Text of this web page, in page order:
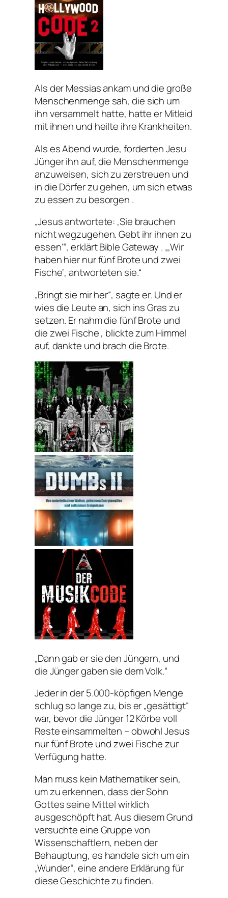
Als der Messias ankam und die große
Menschenmenge sah, die sich um
ihn versammelt hatte, hatte er Mitleid
mit ihnen und heilte ihre Krankheiten.
Als es Abend wurde, forderten Jesu
Jünger ihn auf, die Menschenmenge
anzuweisen, sich zu zerstreuen und
in die Dörfer zu gehen, um sich etwas
zu essen zu besorgen .
„Jesus antwortete: ‚Sie brauchen
nicht wegzugehen. Gebt ihr ihnen zu
essen‘“, erklärt Bible Gateway . „‚Wir
haben hier nur fünf Brote und zwei
Fische‘, antworteten sie.“
„Bringt sie mir her“, sagte er. Und er
wies die Leute an, sich ins Gras zu
setzen. Er nahm die fünf Brote und
die zwei Fische , blickte zum Himmel
auf, dankte und brach die Brote.
„Dann gab er sie den Jüngern, und
die Jünger gaben sie dem Volk.“
Jeder in der 5.000-köpfigen Menge
schlug so lange zu, bis er „gesättigt“
war, bevor die Jünger 12 Körbe voll
Reste einsammelten – obwohl Jesus
nur fünf Brote und zwei Fische zur
Verfügung hatte.
Man muss kein Mathematiker sein,
um zu erkennen, dass der Sohn
Gottes seine Mittel wirklich
ausgeschöpft hat. Aus diesem Grund
versuchte eine Gruppe von
Wissenschaftlern, neben der
Behauptung, es handele sich um ein
„Wunder“, eine andere Erklärung für
diese Geschichte zu finden.